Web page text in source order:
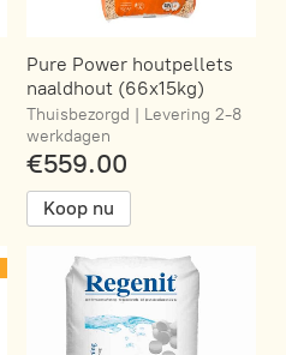
Pure Power houtpellets
naaldhout (66x15kg)
Thuisbezorgd | Levering 2-8
werkdagen
€559.00
Koop nu